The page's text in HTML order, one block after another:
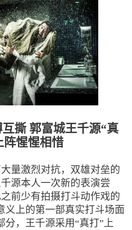
撕 郭富城王千源“真
阵惺惺相惜
量激烈对抗，双雄对垒的
源本人一次新的表演尝
前少有拍摄打斗动作戏的
义上的第一部真实打斗场面
分，王千源采用“真打”上